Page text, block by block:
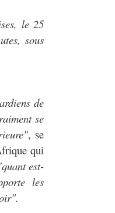
le 25
sous
de
se
, se
qui
est-
les